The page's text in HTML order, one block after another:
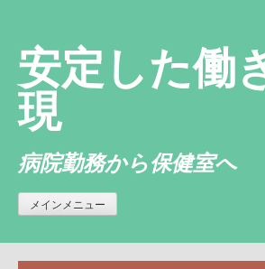
安定した働
現
病院勤務から保健室へ
メインメニュー